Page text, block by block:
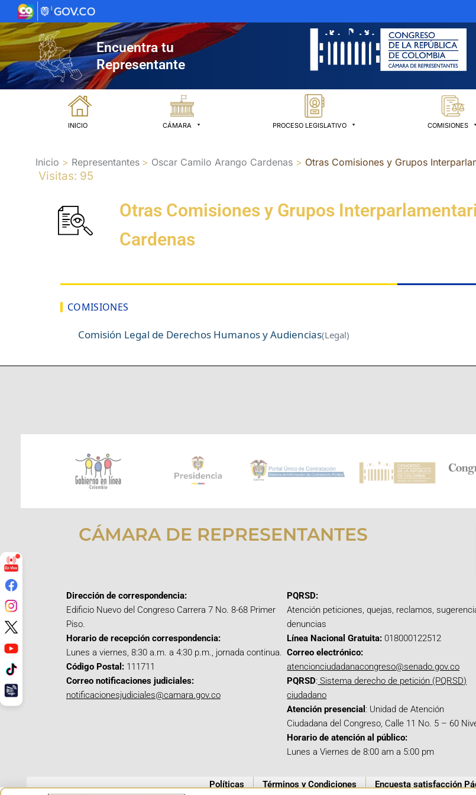
al
contenido
Encuentra tu
Representante
INICIO CÁMARA PROCESO LEGISLATIVO COMISIONES
Inicio Representantes Oscar Camilo Arango Cardenas Otras Comisiones y Grupos
Visitas: 95
Otras Comisiones y Grupos
Cardenas
COMISIONES
Comisión Legal de Derechos Humanos y Audiencias(Legal)
CÁMARA DE REPRESENTANTES
Dirección de correspondencia:
Edificio Nuevo del Congreso Carrera 7 No. 8-68 Primer
Piso.
Horario de recepción correspondencia:
Lunes a viernes, 8:30 a.m. a 4:30 p.m., jornada continua.
Código Postal: 111711
Correo notificaciones judiciales:
notificacionesjudiciales@camara.gov.co
PQRSD:
Atención peticiones, quejas, reclamos,
denuncias
Línea Nacional Gratuita: 018000122512
Correo electrónico:
atencionciudadanacongreso@senado.gov.co
PQRSD: Sistema derecho de petición (PQRSD)
ciudadano
Atención presencial : Unidad de Atención
Ciudadana del Congreso, Calle 11 No. 5 – 60
Horario de atención al público:
Lunes a Viernes de 8:00 am a 5:00 pm
Políticas Términos y Condiciones Encuesta satisfacción